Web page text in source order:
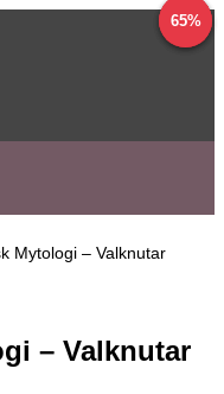
Mytologi – Valknutar
– Valknutar
9%
9%
65%
Den
varianter.
alternativen
kan